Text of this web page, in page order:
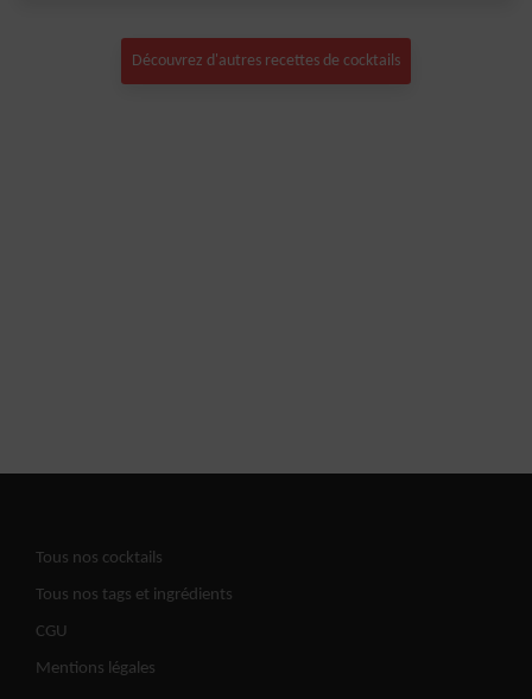
Découvrez d'autres recettes de cocktails
Tous nos cocktails
Tous nos tags et ingrédients
CGU
Mentions légales